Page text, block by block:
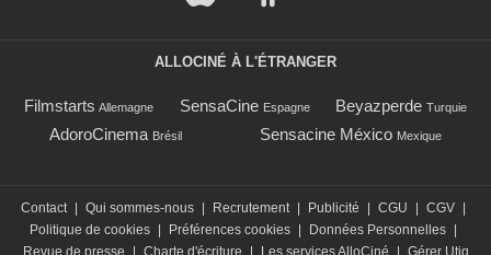
ALLOCINÉ À L'ÉTRANGER
Filmstarts Allemagne SensaCine Espagne Beyazperde Turquie
AdoroCinema Brésil Sensacine México Mexique
Contact Qui sommes-nous Recrutement Publicité CGU CGV
Politique de cookies
Préférences cookies Données Personnelles